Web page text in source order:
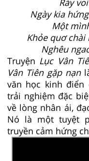
Ngày kia
Một
Khỏe quơ chài
Nghêu
Truyện Lục Vân
Vân Tiên gặp nạn
văn học kinh điển
trải nghiệm đặc
về lòng nhân ái,
Nó là một tuyệt
truyền cảm hứng